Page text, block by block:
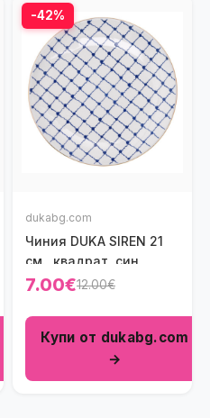
-42%
dukabg.com
Чиния DUKA SIREN 21
см., квадрат, син
7.00€12.00€
Купи от dukabg.com
→